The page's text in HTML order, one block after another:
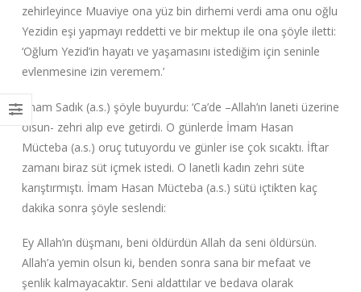
zehirleyince Muaviye ona yüz bin dirhemi verdi ama onu oğlu
Yezidin eşi yapmayı reddetti ve bir mektup ile ona şöyle iletti:
‘Oğlum Yezid’in hayatı ve yaşamasını istediğim için seninle
evlenmesine izin veremem.’
İmam Sadık (a.s.) şöyle buyurdu: ‘Ca’de –Allah’ın laneti üzerine
olsun- zehri alıp eve getirdi. O günlerde İmam Hasan
Mücteba (a.s.) oruç tutuyordu ve günler ise çok sıcaktı. İftar
zamanı biraz süt içmek istedi. O lanetli kadın zehri süte
karıştırmıştı. İmam Hasan Mücteba (a.s.) sütü içtikten kaç
dakika sonra şöyle seslendi:
Ey Allah’ın düşmanı, beni öldürdün Allah da seni öldürsün.
Allah’a yemin olsun ki, benden sonra sana bir mefaat ve
şenlik kalmayacaktır. Seni aldattılar ve bedava olarak